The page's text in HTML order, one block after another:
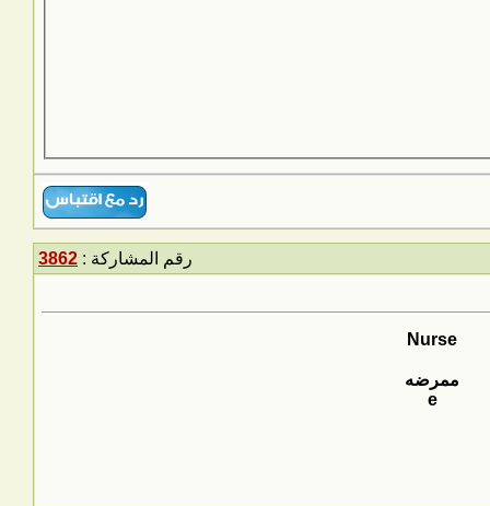
رقم المشاركة : 3862
Nurse
ممرضه
e